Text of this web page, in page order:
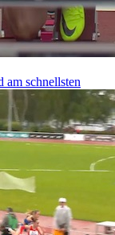
am schnellsten